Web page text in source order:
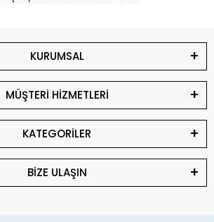
KURUMSAL
MÜŞTERİ HİZMETLERİ
KATEGORİLER
BİZE ULAŞIN